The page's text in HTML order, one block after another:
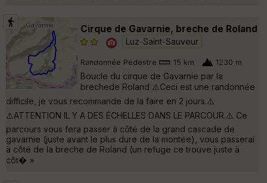
Cirque de Gavarnie, breche de Roland
Luz-Saint-Sauveur
Randonnée Pédestre 15 km 1230 m
Boucle du cirque de Gavarnie par la
brechede Roland ⚠️Ceci est une randonnée
difficile, je vous recommande de la faire en 2 jours.⚠️
⚠️ATTENTION IL Y A DES ÉCHELLES DANS LE PARCOUR.⚠️ Ce
parcours vous fera passer à côté de la grand cascade de
gavarnie (juste avant le plus dure de la montée), vous passerai
à côté de la breche de Roland (un refuge ce trouve juste à
côt� »